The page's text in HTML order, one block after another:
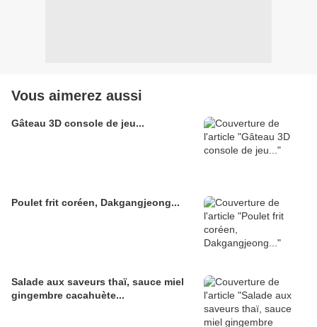
Vous aimerez aussi
Gâteau 3D console de jeu...
Poulet frit coréen, Dakgangjeong...
Salade aux saveurs thaï, sauce miel
gingembre cacahuète...